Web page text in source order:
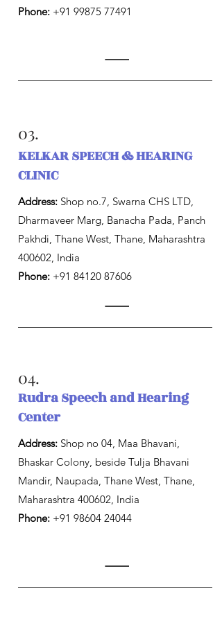
Phone: +91 99875 77491
03.
KELKAR SPEECH & HEARING
CLINIC
Address: Shop no.7, Swarna CHS LTD,
Dharmaveer Marg, Banacha Pada, Panch
Pakhdi, Thane West, Thane, Maharashtra
400602, India
Phone: +91 84120 87606
04.
Rudra Speech and Hearing
Center
Address: Shop no 04, Maa Bhavani,
Bhaskar Colony, beside Tulja Bhavani
Mandir, Naupada, Thane West, Thane,
Maharashtra 400602, India
Phone: +91 98604 24044